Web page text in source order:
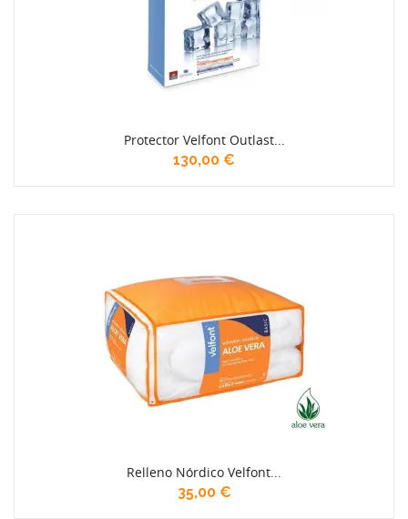
Protector Velfont Outlast...
130,00 €
Relleno Nórdico Velfont...
35,00 €